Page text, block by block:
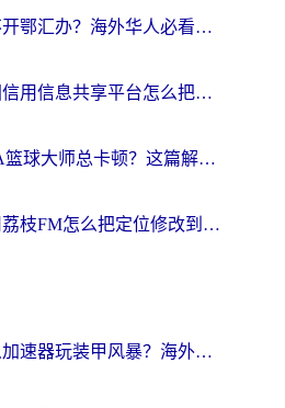
老挝怎么打不开鄂汇办？海外华人必看的回国加速全攻略（附欧洲杯小说流畅技巧）
在泰国用全国信用信息共享平台怎么把定位修改到中国国内？海外党解决国内服务访问难题的实用指南
在国外玩NBA篮球大师总卡顿？这篇解决你所有海外看国内内容的烦恼
在澳大利亚用荔枝FM怎么把定位修改到中国国内？海外华人必看的内容访问指南
在美国用什么加速器玩装甲风暴？海外玩家亲测有效的国服游戏加速指南